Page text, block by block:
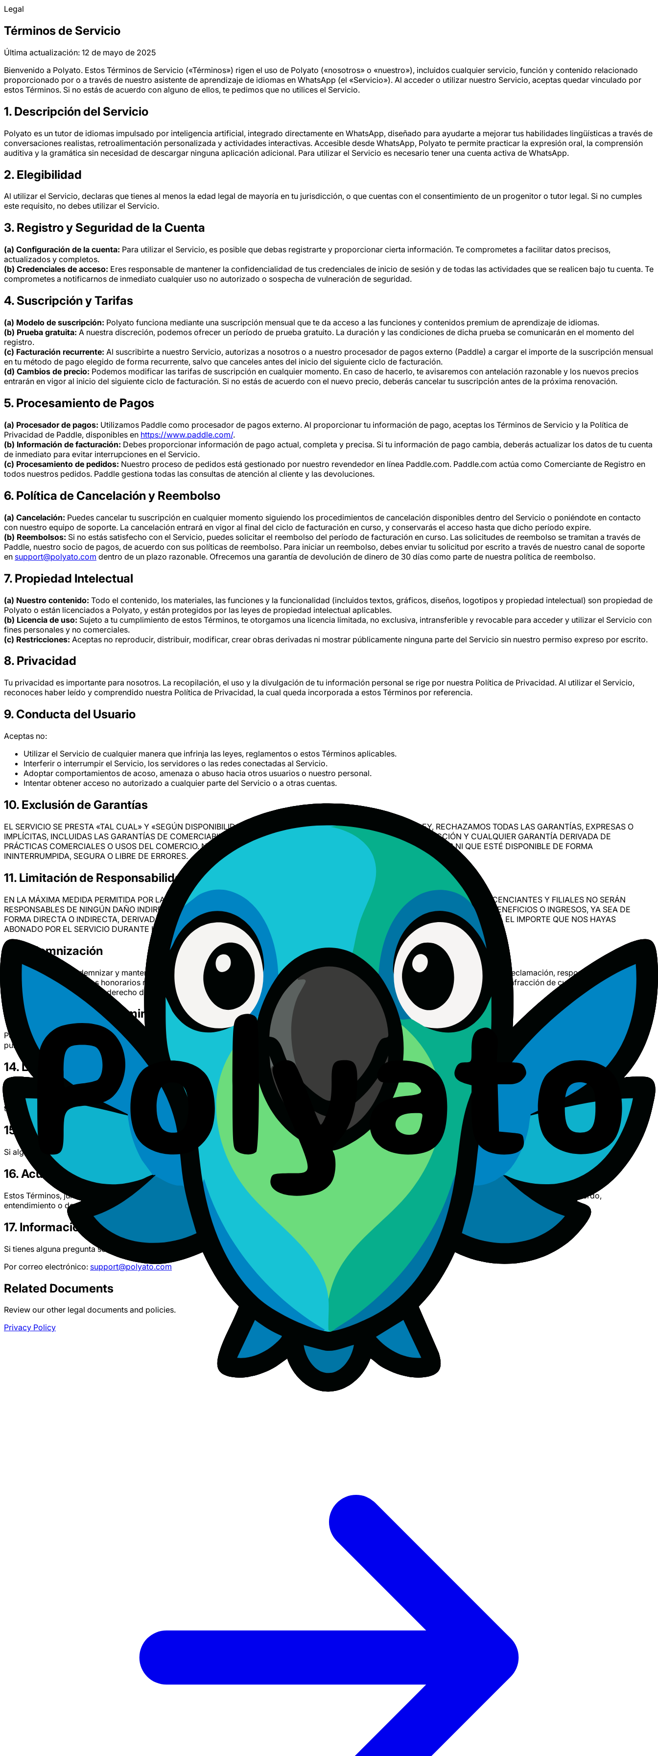
Legal
Términos de Servicio
Última actualización: 12 de mayo de 2025
Bienvenido a Polyato. Estos Términos de Servicio («Términos») rigen el uso de Polyato («nosotros» o «nuestro»), incluidos cualquier servicio, función y contenido relacionado
proporcionado por o a través de nuestro asistente de aprendizaje de idiomas en WhatsApp (el «Servicio»). Al acceder o utilizar nuestro Servicio, aceptas quedar vinculado por
estos Términos. Si no estás de acuerdo con alguno de ellos, te pedimos que no utilices el Servicio.
1. Descripción del Servicio
Polyato es un tutor de idiomas impulsado por inteligencia artificial, integrado directamente en WhatsApp, diseñado para ayudarte a mejorar tus habilidades lingüísticas a través de
conversaciones realistas, retroalimentación personalizada y actividades interactivas. Accesible desde WhatsApp, Polyato te permite practicar la expresión oral, la comprensión
auditiva y la gramática sin necesidad de descargar ninguna aplicación adicional. Para utilizar el Servicio es necesario tener una cuenta activa de WhatsApp.
2. Elegibilidad
Al utilizar el Servicio, declaras que tienes al menos la edad legal de mayoría en tu jurisdicción, o que cuentas con el consentimiento de un progenitor o tutor legal. Si no cumples
este requisito, no debes utilizar el Servicio.
3. Registro y Seguridad de la Cuenta
(a) Configuración de la cuenta: Para utilizar el Servicio, es posible que debas registrarte y proporcionar cierta información. Te comprometes a facilitar datos precisos,
actualizados y completos.
(b) Credenciales de acceso: Eres responsable de mantener la confidencialidad de tus credenciales de inicio de sesión y de todas las actividades que se realicen bajo tu cuenta. Te
comprometes a notificarnos de inmediato cualquier uso no autorizado o sospecha de vulneración de seguridad.
4. Suscripción y Tarifas
(a) Modelo de suscripción: Polyato funciona mediante una suscripción mensual que te da acceso a las funciones y contenidos premium de aprendizaje de idiomas.
(b) Prueba gratuita: A nuestra discreción, podemos ofrecer un período de prueba gratuito. La duración y las condiciones de dicha prueba se comunicarán en el momento del
registro.
(c) Facturación recurrente: Al suscribirte a nuestro Servicio, autorizas a nosotros o a nuestro procesador de pagos externo (Paddle) a cargar el importe de la suscripción mensual
en tu método de pago elegido de forma recurrente, salvo que canceles antes del inicio del siguiente ciclo de facturación.
(d) Cambios de precio: Podemos modificar las tarifas de suscripción en cualquier momento. En caso de hacerlo, te avisaremos con antelación razonable y los nuevos precios
entrarán en vigor al inicio del siguiente ciclo de facturación. Si no estás de acuerdo con el nuevo precio, deberás cancelar tu suscripción antes de la próxima renovación.
5. Procesamiento de Pagos
(a) Procesador de pagos: Utilizamos Paddle como procesador de pagos externo. Al proporcionar tu información de pago, aceptas los Términos de Servicio y la Política de
Privacidad de Paddle, disponibles en https://www.paddle.com/.
(b) Información de facturación: Debes proporcionar información de pago actual, completa y precisa. Si tu información de pago cambia, deberás actualizar los datos de tu cuenta
de inmediato para evitar interrupciones en el Servicio.
(c) Procesamiento de pedidos: Nuestro proceso de pedidos está gestionado por nuestro revendedor en línea Paddle.com. Paddle.com actúa como Comerciante de Registro en
todos nuestros pedidos. Paddle gestiona todas las consultas de atención al cliente y las devoluciones.
6. Política de Cancelación y Reembolso
(a) Cancelación: Puedes cancelar tu suscripción en cualquier momento siguiendo los procedimientos de cancelación disponibles dentro del Servicio o poniéndote en contacto
con nuestro equipo de soporte. La cancelación entrará en vigor al final del ciclo de facturación en curso, y conservarás el acceso hasta que dicho período expire.
(b) Reembolsos: Si no estás satisfecho con el Servicio, puedes solicitar el reembolso del período de facturación en curso. Las solicitudes de reembolso se tramitan a través de
Paddle, nuestro socio de pagos, de acuerdo con sus políticas de reembolso. Para iniciar un reembolso, debes enviar tu solicitud por escrito a través de nuestro canal de soporte
en support@polyato.com dentro de un plazo razonable. Ofrecemos una garantía de devolución de dinero de 30 días como parte de nuestra política de reembolso.
7. Propiedad Intelectual
(a) Nuestro contenido: Todo el contenido, los materiales, las funciones y la funcionalidad (incluidos textos, gráficos, diseños, logotipos y propiedad intelectual) son propiedad de
Polyato o están licenciados a Polyato, y están protegidos por las leyes de propiedad intelectual aplicables.
(b) Licencia de uso: Sujeto a tu cumplimiento de estos Términos, te otorgamos una licencia limitada, no exclusiva, intransferible y revocable para acceder y utilizar el Servicio con
fines personales y no comerciales.
(c) Restricciones: Aceptas no reproducir, distribuir, modificar, crear obras derivadas ni mostrar públicamente ninguna parte del Servicio sin nuestro permiso expreso por escrito.
8. Privacidad
Tu privacidad es importante para nosotros. La recopilación, el uso y la divulgación de tu información personal se rige por nuestra Política de Privacidad. Al utilizar el Servicio,
reconoces haber leído y comprendido nuestra Política de Privacidad, la cual queda incorporada a estos Términos por referencia.
9. Conducta del Usuario
Aceptas no:
Utilizar el Servicio de cualquier manera que infrinja las leyes, reglamentos o estos Términos aplicables.
Interferir o interrumpir el Servicio, los servidores o las redes conectadas al Servicio.
Adoptar comportamientos de acoso, amenaza o abuso hacia otros usuarios o nuestro personal.
Intentar obtener acceso no autorizado a cualquier parte del Servicio o a otras cuentas.
10. Exclusión de Garantías
EL SERVICIO SE PRESTA «TAL CUAL» Y «SEGÚN DISPONIBILIDAD». EN LA MÁXIMA MEDIDA PERMITIDA POR LA LEY, RECHAZAMOS TODAS LAS GARANTÍAS, EXPRESAS O
IMPLÍCITAS, INCLUIDAS LAS GARANTÍAS DE COMERCIABILIDAD, IDONEIDAD PARA UN FIN DETERMINADO, NO INFRACCIÓN Y CUALQUIER GARANTÍA DERIVADA DE
PRÁCTICAS COMERCIALES O USOS DEL COMERCIO. NO GARANTIZAMOS QUE EL SERVICIO SATISFAGA TUS REQUISITOS NI QUE ESTÉ DISPONIBLE DE FORMA
ININTERRUMPIDA, SEGURA O LIBRE DE ERRORES.
11. Limitación de Responsabilidad
EN LA MÁXIMA MEDIDA PERMITIDA POR LA LEY APLICABLE, POLYATO Y SUS DIRECTIVOS, DIRECTORES, EMPLEADOS, AGENTES, LICENCIANTES Y FILIALES NO SERÁN
RESPONSABLES DE NINGÚN DAÑO INDIRECTO, INCIDENTAL, ESPECIAL, CONSECUENTE O PUNITIVO, NI DE NINGUNA PÉRDIDA DE BENEFICIOS O INGRESOS, YA SEA DE
FORMA DIRECTA O INDIRECTA, DERIVADA DEL USO DEL SERVICIO. EN NINGÚN CASO NUESTRA RESPONSABILIDAD TOTAL SUPERARÁ EL IMPORTE QUE NOS HAYAS
ABONADO POR EL SERVICIO DURANTE LOS DOCE (12) MESES ANTERIORES A LA FECHA EN QUE SURGIÓ LA RECLAMACIÓN.
12. Indemnización
Aceptas defender, indemnizar y mantener indemne a Polyato y a sus filiales, directivos, directores, empleados y agentes frente a cualquier reclamación, responsabilidad, daño,
pérdida y gasto (incluidos honorarios razonables de abogado) derivados del uso del Servicio, de la vulneración de estos Términos o de la infracción de cualquier derecho de
propiedad intelectual u otro derecho de cualquier persona o entidad.
13. Cambios en los Términos
Podemos actualizar estos Términos de vez en cuando. Si realizamos cambios sustanciales, te avisaremos con antelación razonable. El uso continuado del Servicio tras la
publicación de dichos cambios implica tu aceptación de los Términos actualizados.
14. Legislación Aplicable y Resolución de Disputas
Estos Términos se regirán e interpretarán de conformidad con las leyes de Bosnia y Herzegovina, sin tener en cuenta sus disposiciones sobre conflicto de leyes. Cualquier disputa
derivada de o relacionada con estos Términos o el Servicio se resolverá exclusivamente ante los tribunales de Bosnia y Herzegovina. Consientes la jurisdicción personal de dichos
tribunales y renuncias a cualquier objeción sobre la jurisdicción o el foro.
15. Divisibilidad
Si alguna disposición de estos Términos se declara inválida o inaplicable, las disposiciones restantes continuarán en plena vigencia y efecto.
16. Acuerdo Completo
Estos Términos, junto con nuestra Política de Privacidad, constituyen el acuerdo completo entre tú y Polyato con respecto al Servicio y sustituyen cualquier acuerdo,
entendimiento o declaración anterior, ya sea escrito u oral.
17. Información de Contacto
Si tienes alguna pregunta sobre estos Términos, puedes contactarnos en:
Por correo electrónico: support@polyato.com
Related Documents
Review our other legal documents and policies.
Privacy Policy